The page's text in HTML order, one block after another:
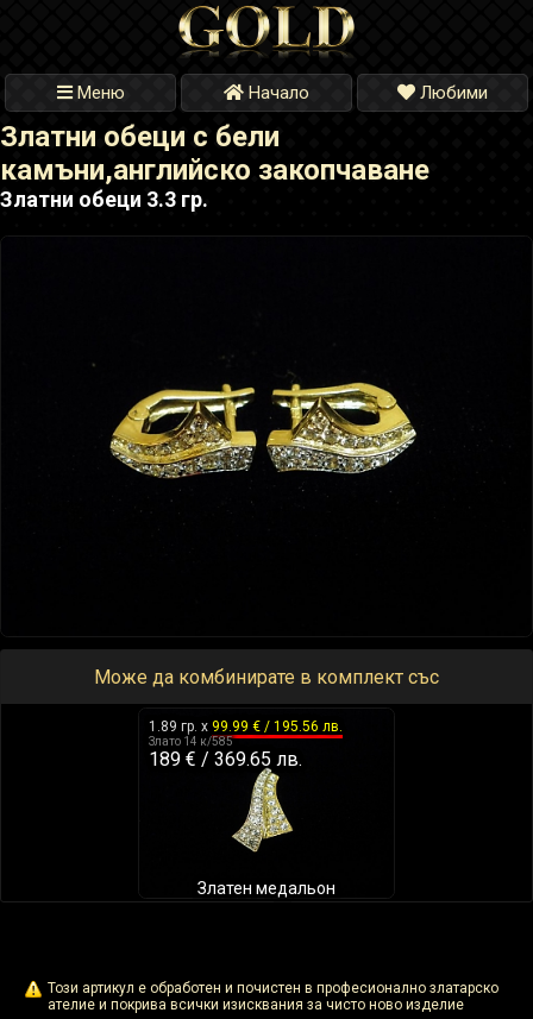
Меню Начало Любими
Златни обеци с бели
камъни,английско закопчаване
Златни обеци 3.3 гр.
Може да комбинирате в комплект със
1.89 гр. x 99.99 € / 195.56 лв.
Злато 14 к/585
189 € / 369.65 лв.
Златен медальон
Този артикул е обработен и почистен в професионално златарско
ателие и покрива всички изисквания за чисто ново изделие